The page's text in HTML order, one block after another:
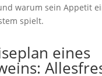
warum sein Appetit
spielt.
eines